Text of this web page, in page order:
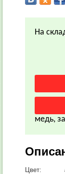
На
медь,
Цвет: